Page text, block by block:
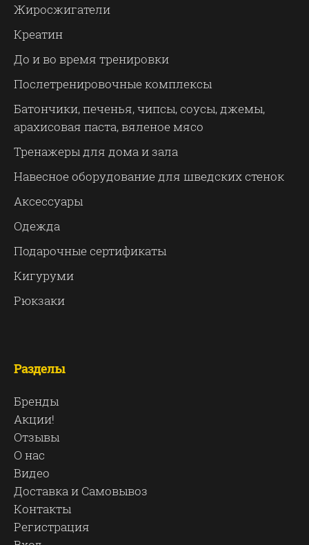
Жиросжигатели
Креатин
До и во время тренировки
Послетренировочные комплексы
Батончики, печенья, чипсы, соусы, джемы,
арахисовая паста, вяленое мясо
Тренажеры для дома и зала
Навесное оборудование для шведских стенок
Аксессуары
Одежда
Подарочные сертификаты
Кигуруми
Рюкзаки
Разделы
Бренды
Акции!
Отзывы
О нас
Видео
Доставка и Самовывоз
Контакты
Регистрация